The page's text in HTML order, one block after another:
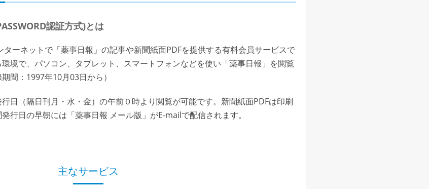
認証方式)とは
ーネットで「薬事日報」の記事や新聞紙面PDFを提供する有料会員サービスで
境で、パソコン、タブレット、スマートフォンなどを使い「薬事日報」を閲覧
間：1997年10月03日から）
日（隔日刊月・水・金）の午前０時より閲覧が可能です。新聞紙面PDFは印刷
行日の早朝には「薬事日報 メール版」がE-mailで配信されます。
主なサービス